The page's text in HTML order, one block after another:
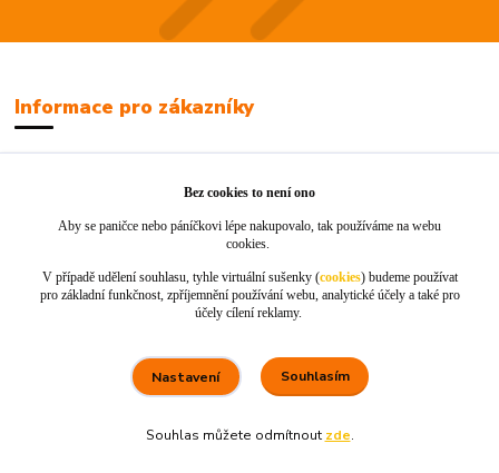
Informace pro zákazníky
Bez cookies to není ono
Aby se paničce nebo páníčkovi lépe nakupovalo, tak používáme na webu
cookies.
V případě udělení souhlasu, tyhle virtuální sušenky (cookies) budeme používat
pro základní funkčnost, zpříjemnění používání webu, analytické účely a také pro
účely cílení reklamy.
Nastavení Souhlasím
Souhlas můžete odmítnout zde.
5. srpna
100 %★★★★★